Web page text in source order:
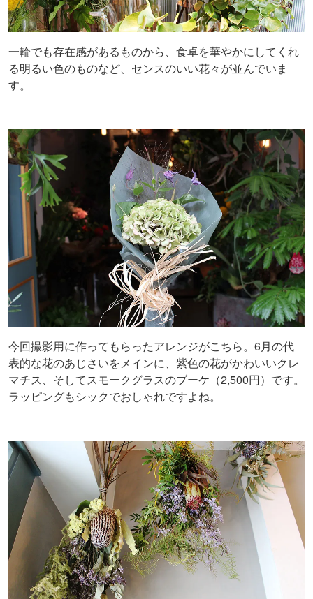
一輪でも存在感があるものから、食卓を華やかにしてくれ
る明るい色のものなど、センスのいい花々が並んでいま
す。
今回撮影用に作ってもらったアレンジがこちら。6月の代
表的な花のあじさいをメインに、紫色の花がかわいいクレ
マチス、そしてスモークグラスのブーケ（2,500円）です。
ラッピングもシックでおしゃれですよね。